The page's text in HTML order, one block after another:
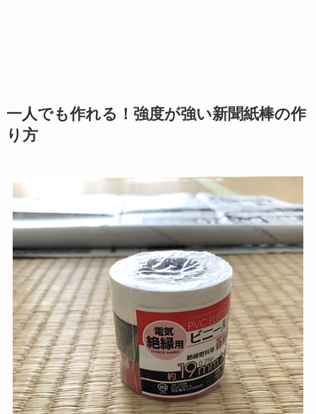
一人でも作れる！強度が強い新聞紙棒の作
り方